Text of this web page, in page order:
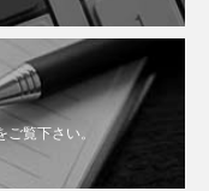
覧下さい。